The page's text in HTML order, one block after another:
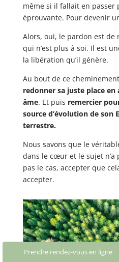
Prendre rendez-vous en ligne
même si il fallait en passer
éprouvante. Pour devenir
Alors, oui, le pardon est de
qui n’est plus à soi. Il est
la libération qu’il génère.
Au bout de ce
redonner sa juste place en
âme. Et puis remercier
source d’évolution de son
terrestre.
Nous savons que le
dans le cœur et le sujet n’a
pas le cas, accepter que
accepter.